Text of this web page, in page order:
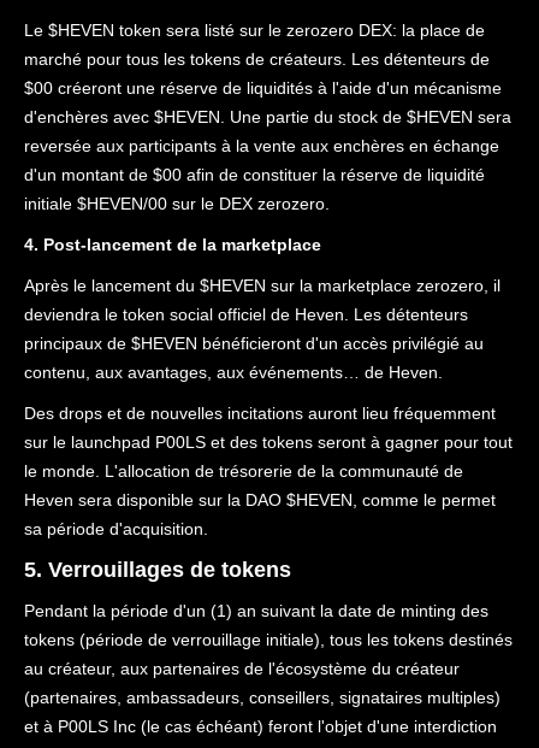
Le $HEVEN token sera listé sur le zerozero DEX: la place de
marché pour tous les tokens de créateurs. Les détenteurs de
$00 créeront une réserve de liquidités à l'aide d'un mécanisme
d'enchères avec $HEVEN. Une partie du stock de $HEVEN sera
reversée aux participants à la vente aux enchères en échange
d'un montant de $00 afin de constituer la réserve de liquidité
initiale $HEVEN/00 sur le DEX zerozero.
4. Post-lancement de la marketplace
Après le lancement du $HEVEN sur la marketplace zerozero, il
deviendra le token social officiel de Heven. Les détenteurs
principaux de $HEVEN bénéficieront d'un accès privilégié au
contenu, aux avantages, aux événements… de Heven.
Des drops et de nouvelles incitations auront lieu fréquemment
sur le launchpad P00LS et des tokens seront à gagner pour tout
le monde. L'allocation de trésorerie de la communauté de
Heven sera disponible sur la DAO $HEVEN, comme le permet
sa période d'acquisition.
5. Verrouillages de tokens
Pendant la période d'un (1) an suivant la date de minting des
tokens (période de verrouillage initiale), tous les tokens destinés
au créateur, aux partenaires de l'écosystème du créateur
(partenaires, ambassadeurs, conseillers, signataires multiples)
et à P00LS Inc (le cas échéant) feront l'objet d'une interdiction